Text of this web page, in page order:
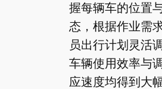
握每辆车的位置
态，根据作业需
员出行计划灵活
车辆使用效率与
应速度均得到大